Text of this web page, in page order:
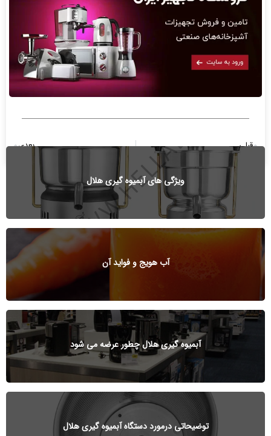
قبلی
راهنمای خرید آبمیوه گیری مناسب
بعدی
ویژگی های آبمیوه گیری هلال
آب هویج و فواید آن
آبمیوه گیری هلال چطور عرضه می شود
توضیحاتی درمورد دستگاه آبمیوه گیری هلال